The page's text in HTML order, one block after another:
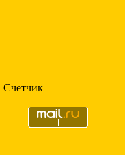
Счетчик